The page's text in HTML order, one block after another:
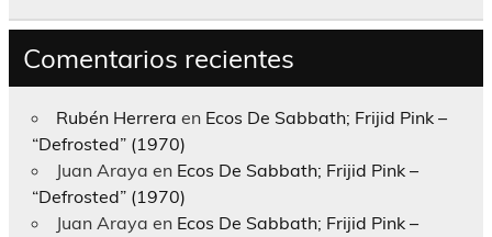
Comentarios recientes
Rubén Herrera en Ecos De Sabbath; Frijid Pink –
“Defrosted” (1970)
Juan Araya en Ecos De Sabbath; Frijid Pink –
“Defrosted” (1970)
Juan Araya en Ecos De Sabbath; Frijid Pink –